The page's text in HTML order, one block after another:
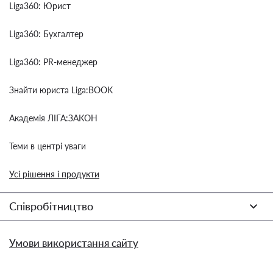
Liga360: Юрист
Liga360: Бухгалтер
Liga360: PR-менеджер
Знайти юриста Liga:BOOK
Академія ЛІГА:ЗАКОН
Теми в центрі уваги
Усі рішення і продукти
Співробітництво
Умови використання сайту